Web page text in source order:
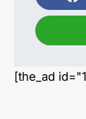
[the_ad